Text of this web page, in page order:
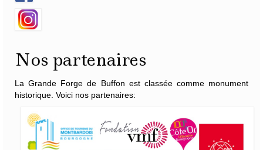
Nos partenaires
La Grande Forge de Buffon est classée comme monument
historique. Voici nos partenaires: